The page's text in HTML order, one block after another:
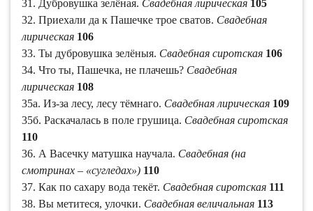
31. Дубровушка зелёная. Свадебная лирическая 105
32. Приехали да к Пашечке трое сватов. Свадебная
лирическая 106
33. Ты дубровушка зелёныя. Свадебная сиротская 106
34. Что ты, Пашечка, не плачешь? Свадебная
лирическая 108
35а. Из-за лесу, лесу тёмнаго. Свадебная лирическая 109
35б. Раскачалась в поле грушица. Свадебная сиротская
110
36. А Васечку матушка научала. Свадебная (на
смотринах – «сугледах») 110
37. Как по сахару вода текёт. Свадебная сиротская 111
38. Вы метитеся, улочки. Свадебная величальная 113